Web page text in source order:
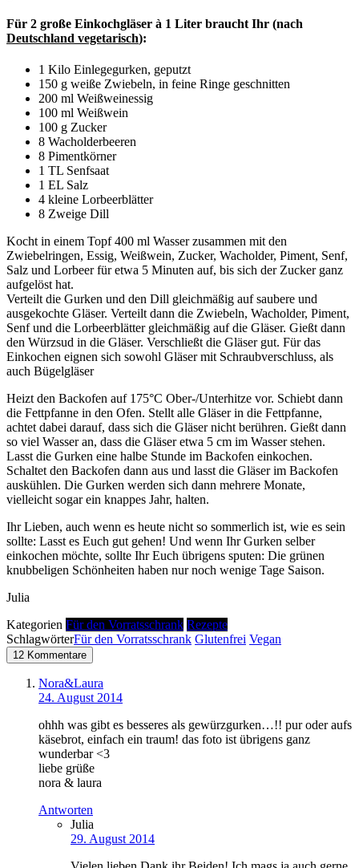
Für 2 große Einkochgläser à 1 Liter braucht Ihr (nach
Deutschland vegetarisch):
1 Kilo Einlegegurken, geputzt
150 g weiße Zwiebeln, in feine Ringe geschnitten
200 ml Weißweinessig
100 ml Weißwein
100 g Zucker
8 Wacholderbeeren
8 Pimentkörner
1 TL Senfsaat
1 EL Salz
4 kleine Lorbeerblätter
8 Zweige Dill
Kocht in einem Topf 400 ml Wasser zusammen mit den
Zwiebelringen, Essig, Weißwein, Zucker, Wacholder, Piment, Senf,
Salz und Lorbeer für etwa 5 Minuten auf, bis sich der Zucker ganz
aufgelöst hat.
Verteilt die Gurken und den Dill gleichmäßig auf saubere und
ausgekochte Gläser. Verteilt dann die Zwiebeln, Wacholder, Piment,
Senf und die Lorbeerblätter gleichmäßig auf die Gläser. Gießt dann
den Würzsud in die Gläser. Verschließt die Gläser gut. Für das
Einkochen eignen sich sowohl Gläser mit Schraubverschluss, als
auch Bügelgläser
Heizt den Backofen auf 175°C Ober-/Unterhitze vor. Schiebt dann
die Fettpfanne in den Ofen. Stellt alle Gläser in die Fettpfanne,
achtet dabei darauf, dass sich die Gläser nicht berühren. Gießt dann
so viel Wasser an, dass die Gläser etwa 5 cm im Wasser stehen.
Lasst die Gurken eine halbe Stunde im Backofen einkochen.
Schaltet den Backofen dann aus und lasst die Gläser im Backofen
auskühlen. Die Gurken werden sich dann mehrere Monate,
vielleicht sogar ein knappes Jahr, halten.
Ihr Lieben, auch wenn es heute nicht so sommerlich ist, wie es sein
sollte: Lasst es Euch gut gehen! Und wenn Ihr Gurken selber
einkochen möchte, sollte Ihr Euch übrigens sputen: Die grünen
knubbeligen Schönheiten haben nur noch wenige Tage Saison.
Julia
Kategorien Für den Vorratsschrank Rezepte
SchlagwörterFür den Vorratsschrank Glutenfrei Vegan
12 Kommentare
Nora&Laura
24. August 2014
ohhh was gibt es besseres als gewürzgurken…!! pur oder aufs
käsebrot, einfach ein traum! das foto ist übrigens ganz
wunderbar <3
liebe grüße
nora & laura
Antworten
Julia
29. August 2014